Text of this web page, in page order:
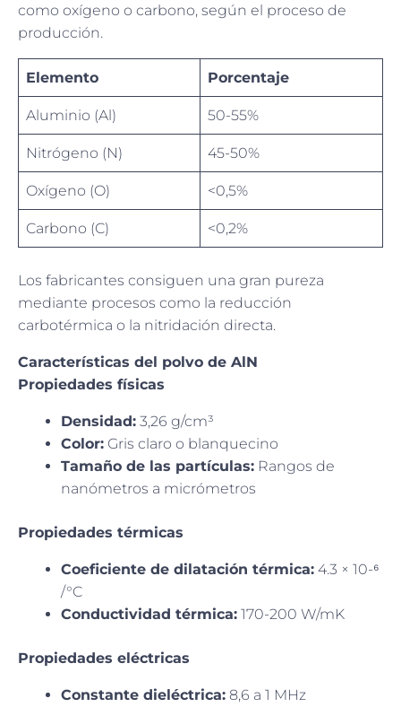
como oxígeno o carbono, según el proceso de
producción.
Elemento Porcentaje
Aluminio (Al) 50-55%
Nitrógeno (N) 45-50%
Oxígeno (O) <0,5%
Carbono (C) <0,2%
Los fabricantes consiguen una gran pureza
mediante procesos como la reducción
carbotérmica o la nitridación directa.
Características del polvo de AlN
Propiedades físicas
Densidad: 3,26 g/cm³
Color: Gris claro o blanquecino
Tamaño de las partículas: Rangos de
nanómetros a micrómetros
Propiedades térmicas
Coeficiente de dilatación térmica: 4.3 × 10-⁶
/°C
Conductividad térmica: 170-200 W/mK
Propiedades eléctricas
Constante dieléctrica: 8,6 a 1 MHz